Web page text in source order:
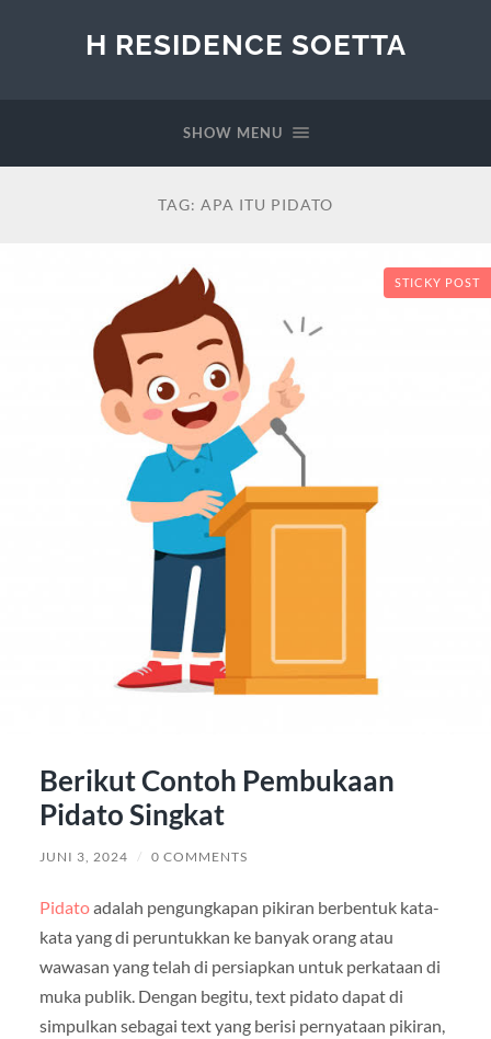
H RESIDENCE SOETTA
SHOW MENU
TAG: APA ITU PIDATO
STICKY POST
Berikut Contoh Pembukaan
Pidato Singkat
JUNI 3, 2024 / 0 COMMENTS
Pidatoadalah pengungkapan pikiran berbentuk kata-
kata yang di peruntukkan ke banyak orang atau
wawasan yang telah di persiapkan untuk perkataan di
muka publik. Dengan begitu, text pidato dapat di
simpulkan sebagai text yang berisi pernyataan pikiran,